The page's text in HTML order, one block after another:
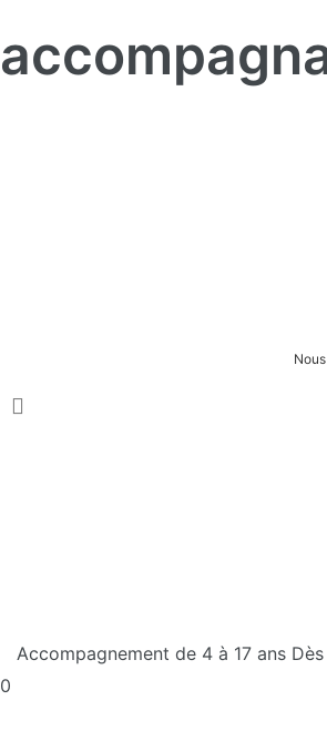
Accompagnement de 4 à 17 ans
0